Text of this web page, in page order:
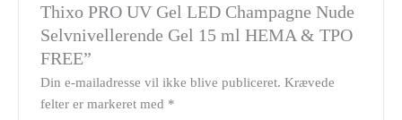
Thixo PRO UV Gel LED Champagne Nude
Selvnivellerende Gel 15 ml HEMA & TPO
FREE”
Din e-mailadresse vil ikke blive publiceret. Krævede
felter er markeret med *